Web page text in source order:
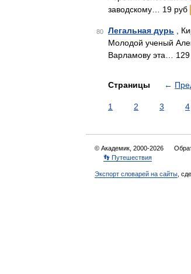
заводскому… 19 руб
80 Легальная дурь ,
Молодой ученый
Варламову эта… 129
Страницы ←
1 2 3 4
© Академик, 2000-2026
👣 Путешествия
Экспорт словарей на сайты ,